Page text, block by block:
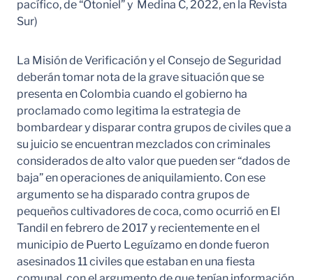
pacífico, de “Otoniel” y Medina C, 2022, en la Revista
Sur)
La Misión de Verificación y el Consejo de Seguridad
deberán tomar nota de la grave situación que se
presenta en Colombia cuando el gobierno ha
proclamado como legitima la estrategia de
bombardear y disparar contra grupos de civiles que a
su juicio se encuentran mezclados con criminales
considerados de alto valor que pueden ser “dados de
baja” en operaciones de aniquilamiento. Con ese
argumento se ha disparado contra grupos de
pequeños cultivadores de coca, como ocurrió en El
Tandil en febrero de 2017 y recientemente en el
municipio de Puerto Leguízamo en donde fueron
asesinados 11 civiles que estaban en una fiesta